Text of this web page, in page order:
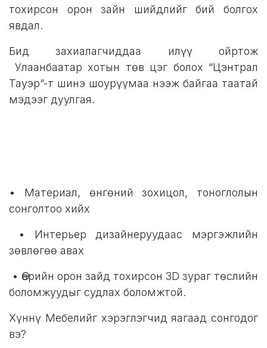
тохирсон орон зайн шийдлийг бий болгох
явдал.
Бид захиалагчиддаа илүү ойртож
Улаанбаатар хотын төв цэг болох “Цэнтрал
Тауэр”-т шинэ шоурүүмаа нээж байгаа таатай
мэдээг дуулгая.
• Материал, өнгөний зохицол, тоноглолын
сонголтоо хийх
• Интерьер дизайнеруудаас мэргэжлийн
зөвлөгөө авах
• Өөрийн орон зайд тохирсон 3D зураг төслийн
боломжуудыг судлах боломжтой.
Хүннү Мебелийг хэрэглэгчид яагаад сонгодог
вэ?